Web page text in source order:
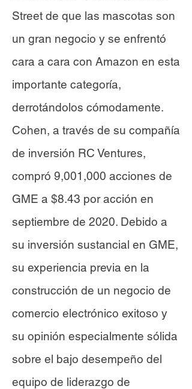
Street de que las mascotas son
un gran negocio y se enfrentó
cara a cara con Amazon en esta
importante categoría,
derrotándolos cómodamente.
Cohen, a través de su compañía
de inversión RC Ventures,
compró 9,001,000 acciones de
GME a $8.43 por acción en
septiembre de 2020. Debido a
su inversión sustancial en GME,
su experiencia previa en la
construcción de un negocio de
comercio electrónico exitoso y
su opinión especialmente sólida
sobre el bajo desempeño del
equipo de liderazgo de